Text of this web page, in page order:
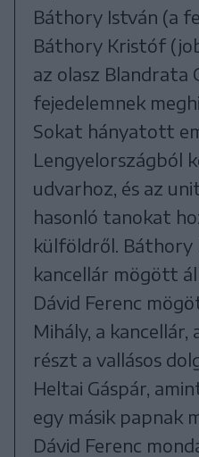
Báthory István (a
Báthory Kristóf
az olasz Blandrata
fejedelemnek
Sokat hányatott
Lengyelországból
udvarhoz, és az
hasonló tanokat
külföldről. Báthory
kancellár mögött
Dávid Ferenc
Mihály, a
részt a vallásos
Heltai Gáspár,
egy másik papnak
Dávid Ferenc